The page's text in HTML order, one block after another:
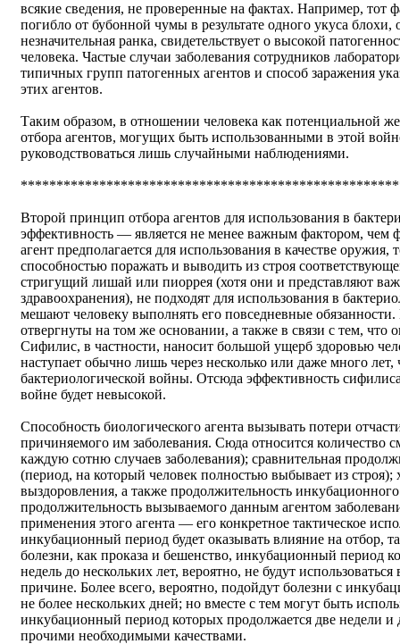
всякие сведения, не проверенные на фактах. Например, тот
погибло от бубонной чумы в результате одного укуса блохи,
незначительная ранка, свидетельствует о высокой
человека. Частые случаи заболевания сотрудников
типичных групп патогенных агентов и способ заражения
этих агентов.
Таким образом, в отношении человека как потенциальной
отбора агентов, могущих быть использованными в этой
руководствоваться лишь случайными наблюдениями.
Второй принцип отбора агентов для использования в
эффективность — является не менее важным фактором, чем
агент предполагается для использования в качестве
способностью поражать и выводить из строя
стригущий лишай или пиоррея (хотя они и представляют
здравоохранения), не подходят для использования в
мешают человеку выполнять его повседневные
отвергнуты на том же основании, а также в связи с тем, что
Сифилис, в частности, наносит большой ущерб здоровью
наступает обычно лишь через несколько или даже много лет,
бактериологической войны. Отсюда эффективность
войне будет невысокой.
Способность биологического агента вызывать потери
причиняемого им заболевания. Сюда относится количество
каждую сотню случаев заболевания); сравнительная
(период, на который человек полностью выбывает из строя);
выздоровления, а также продолжительность
продолжительность вызываемого данным агентом
применения этого агента — его конкретное тактическое
инкубационный период будет оказывать влияние на отбор,
болезни, как проказа и бешенство, инкубационный период
недель до нескольких лет, вероятно, не будут
причине. Более всего, вероятно, подойдут болезни с
не более нескольких дней; но вместе с тем могут быть
инкубационный период которых продолжается две недели и
прочими необходимыми качествами.